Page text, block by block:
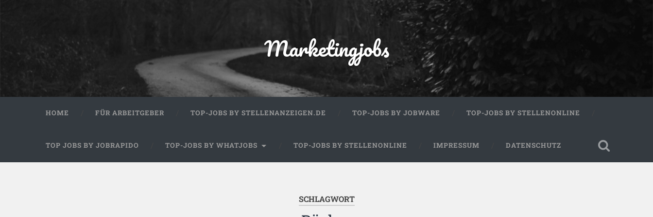
Marketingjobs
HOME FÜR ARBEITGEBER TOP-JOBS BY STELLENANZEIGEN.DE TOP-JOBS BY JOBWARE TOP-JOBS BY STELLENONLINE
TOP JOBS BY JOBRAPIDO TOP-JOBS BY WHATJOBS TOP-JOBS BY STELLENONLINE IMPRESSUM DATENSCHUTZ
SCHLAGWORT